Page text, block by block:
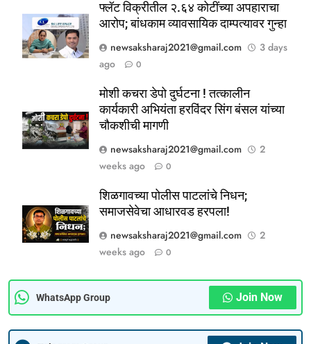
फ्लॅट विक्रीतील २.६४ कोटींच्या अपहाराचा
आरोप; बांधकाम व्यावसायिक दाम्पत्यावर गुन्हा
newsaksharaj2021@gmail.com
3 days
ago
0
मोशी कचरा डेपो दुर्घटना ! तत्कालीन
कार्यकारी अभियंता हरविंदर सिंग बंसल यांच्या
चौकशीची मागणी
newsaksharaj2021@gmail.com
2
weeks ago
0
शिळगावच्या पोलीस पाटलांचे निधन;
समाजसेवेचा आधारवड हरपला!
newsaksharaj2021@gmail.com
2
weeks ago
0
WhatsApp Group Join Now
ठाणे-पालघर जिल्हा बँक कर्मचाऱ्यांना
दिवाळी गिफ्ट; २०% बोनसला संचालक
मंडळाची मंजुरी
आळंदी शहरातील पथविक्रेत्यांवर होणारा
अन्याय सहन केला जाणार नाही – पुणे
कल्याण फाटा सर्कलवर नियम धाब्यावर;
वॉर्डनकडून अवजड वाहनांकडून पैशांची
वसुलीचा आरोप
महाराष्ट्र मुंबई / कोकण